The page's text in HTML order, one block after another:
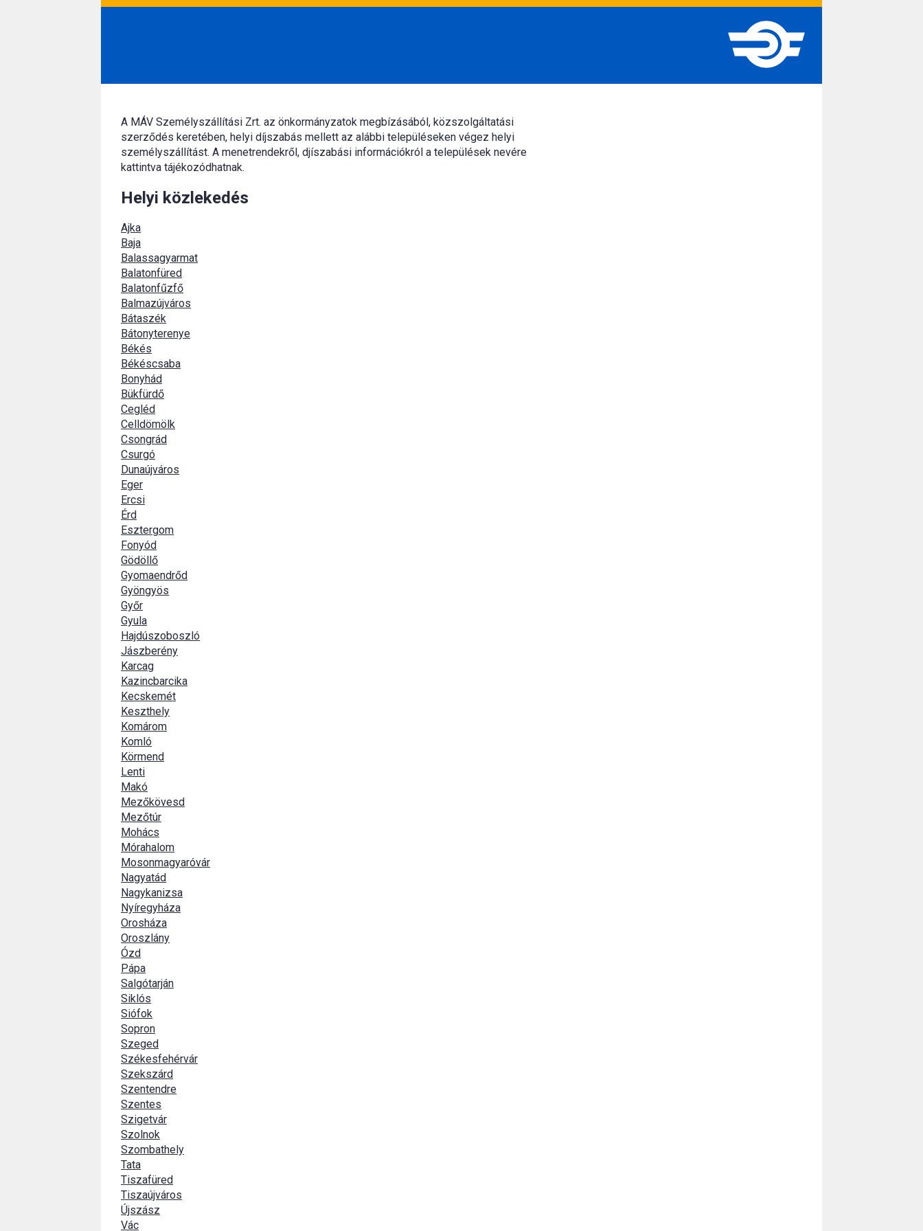
A MÁV Személyszállítási Zrt. az önkormányzatok megbízásából, közszolgáltatási
szerződés keretében, helyi díjszabás mellett az alábbi településeken végez helyi
személyszállítást. A menetrendekről, djíszabási információkról a települések nevére
kattintva tájékozódhatnak.
Helyi közlekedés
Ajka
Baja
Balassagyarmat
Balatonfüred
Balatonfűzfő
Balmazújváros
Bátaszék
Bátonyterenye
Békés
Békéscsaba
Bonyhád
Bükfürdő
Cegléd
Celldömölk
Csongrád
Csurgó
Dunaújváros
Eger
Ercsi
Érd
Esztergom
Fonyód
Gödöllő
Gyomaendrőd
Gyöngyös
Győr
Gyula
Hajdúszoboszló
Jászberény
Karcag
Kazincbarcika
Kecskemét
Keszthely
Komárom
Komló
Körmend
Lenti
Makó
Mezőkövesd
Mezőtúr
Mohács
Mórahalom
Mosonmagyaróvár
Nagyatád
Nagykanizsa
Nyíregyháza
Orosháza
Oroszlány
Ózd
Pápa
Salgótarján
Siklós
Siófok
Sopron
Szeged
Székesfehérvár
Szekszárd
Szentendre
Szentes
Szigetvár
Szolnok
Szombathely
Tata
Tiszafüred
Tiszaújváros
Újszász
Vác